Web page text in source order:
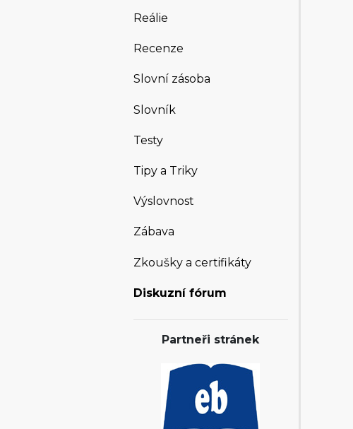
Reálie
Recenze
Slovní zásoba
Slovník
Testy
Tipy a Triky
Výslovnost
Zábava
Zkoušky a certifikáty
Diskuzní fórum
Partneři stránek